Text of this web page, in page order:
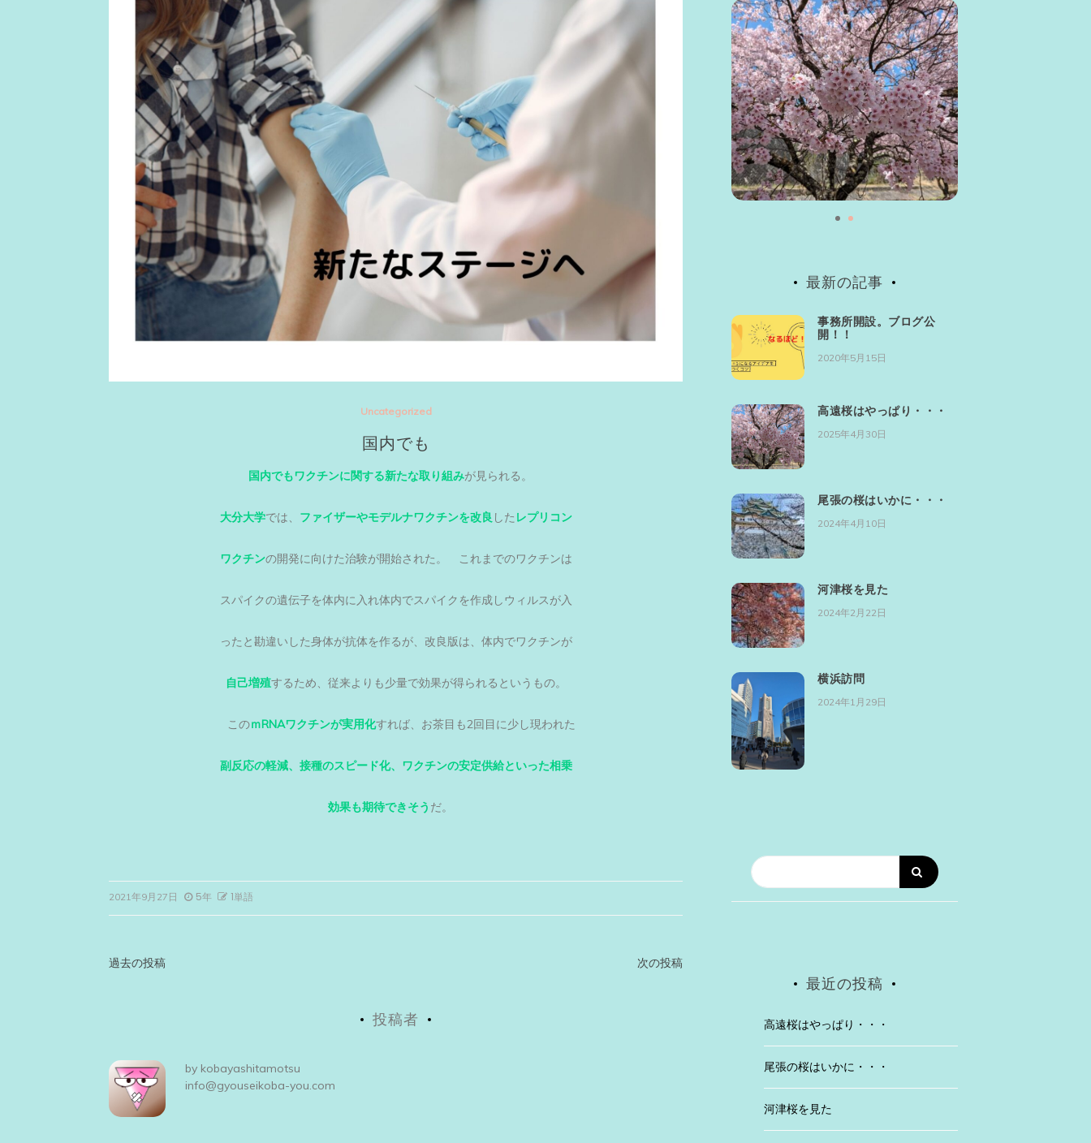
Uncategorized
国内でも
国内でもワクチンに関する新たな取り組みが見られる。
大分大学では、 ファイザーやモデルナワクチンを改良 した レプリコン
ワクチンの開発に向けた治験が開始された。 これまでのワクチンは
スパイクの遺伝子を体内に入れ体内でスパイクを作成しウィルスが入
ったと勘違いした身体が抗体を作るが、改良版は、体内でワクチンが
自己増殖するため、従来よりも少量で効果が得られるというもの。
このｍRNAワクチンが実用化すれば、お茶目も2回目に少し現われた
副反応の軽減、接種のスピード化、ワクチンの安定供給といった相乗
効果も期待できそう だ。
2021年9月27日 5年 1単語
投
ビ
ゲ
ー
過去の投稿 次の投稿
投稿者
by kobayashitamotsu
info@gyouseikoba-you.com
最新の記事
事務所開設。ブログ公
開！！
2020年5月15日
高遠桜はやっぱり・・・
2025年4月30日
尾張の桜はいかに・・・
2024年4月10日
河津桜を見た
2024年2月22日
横浜訪問
2024年1月29日
最近の投稿
高遠桜はやっぱり・・・
尾張の桜はいかに・・・
河津桜を見た